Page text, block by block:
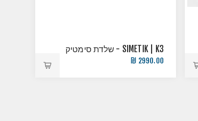
SIMETIK | K3 - שלדת סימטיק
2990.00 ₪